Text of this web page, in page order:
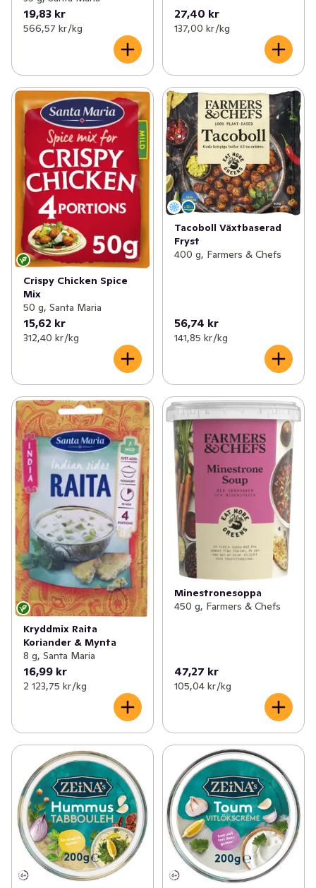
19,83 kr
566,57 kr /kg
27,40 kr
137,00 kr /kg
Crispy Chicken Spice
Mix
50 g, Santa Maria
15,62 kr
312,40 kr /kg
Tacoboll Växtbaserad
Fryst
400 g, Farmers & Chefs
56,74 kr
141,85 kr /kg
Kryddmix Raita
Koriander & Mynta
8 g, Santa Maria
16,99 kr
2 123,75 kr /kg
Minestronesoppa
450 g, Farmers & Chefs
47,27 kr
105,04 kr /kg